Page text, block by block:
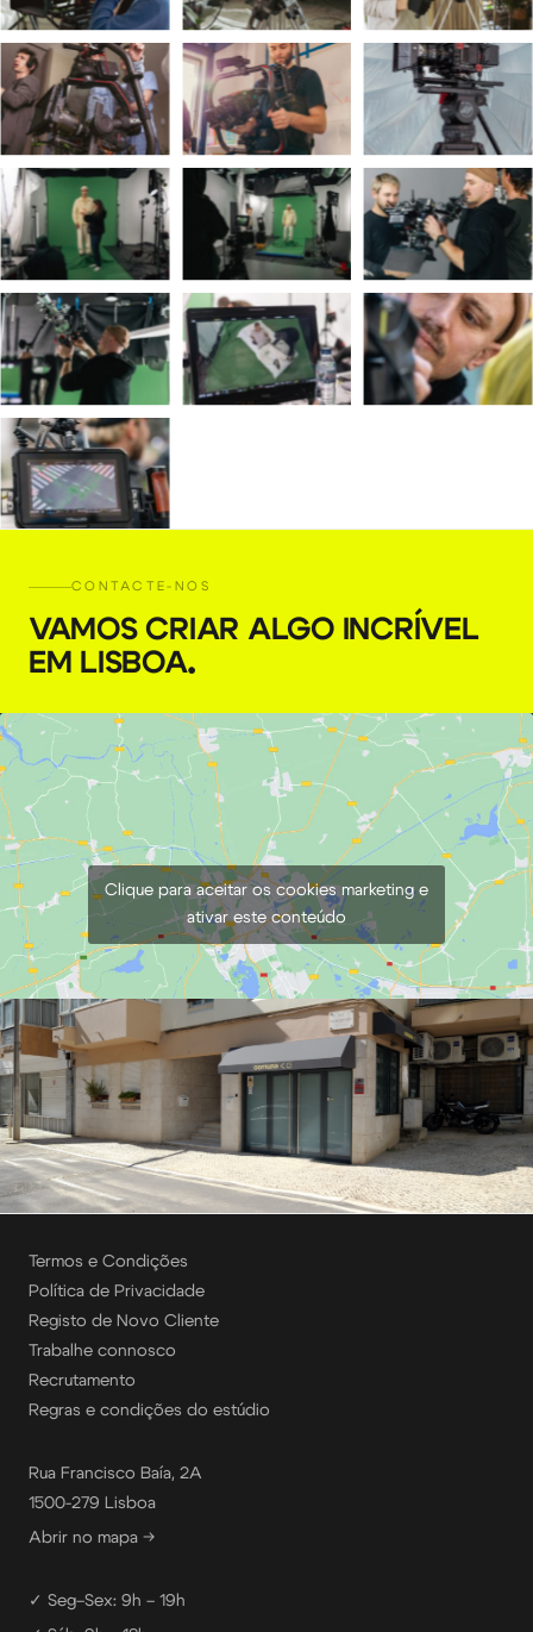
CONTACTE-NOS
VAMOS CRIAR ALGO INCRÍVEL
EM LISBOA.
Clique para aceitar os cookies marketing e
ativar este conteúdo
Termos e Condições
Política de Privacidade
Registo de Novo Cliente
Trabalhe connosco
Recrutamento
Regras e condições do estúdio
Rua Francisco Baía, 2A
1500-279 Lisboa
Abrir no mapa →
✓ Seg–Sex: 9h – 19h